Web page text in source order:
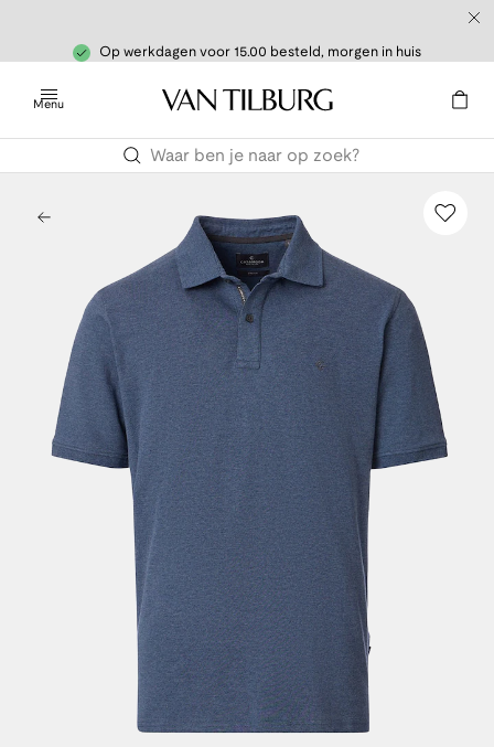
Op werkdagen voor 15.00 besteld, morgen in huis
Menu